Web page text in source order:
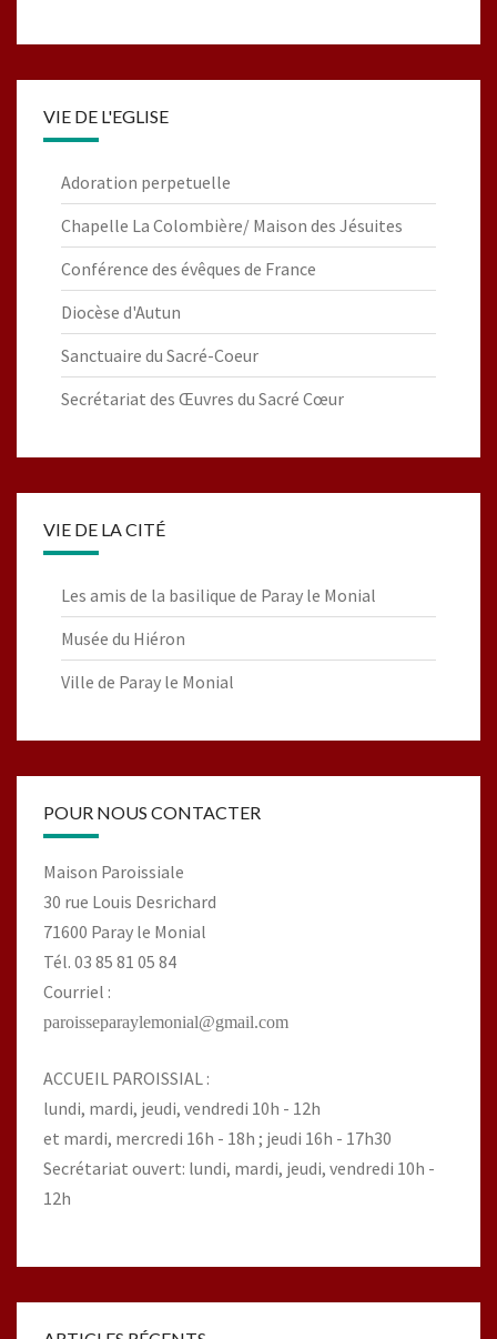
VIE DE L'EGLISE
Adoration perpetuelle
Chapelle La Colombière/ Maison des Jésuites
Conférence des évêques de France
Diocèse d'Autun
Sanctuaire du Sacré-Coeur
Secrétariat des Œuvres du Sacré Cœur
VIE DE LA CITÉ
Les amis de la basilique de Paray le Monial
Musée du Hiéron
Ville de Paray le Monial
POUR NOUS CONTACTER
Maison Paroissiale
30 rue Louis Desrichard
71600 Paray le Monial
Tél. 03 85 81 05 84
Courriel :
paroisseparaylemonial@gmail.com
ACCUEIL PAROISSIAL :
lundi, mardi, jeudi, vendredi 10h - 12h
et mardi, mercredi 16h - 18h ; jeudi 16h - 17h30
Secrétariat ouvert: lundi, mardi, jeudi, vendredi 10h -
12h